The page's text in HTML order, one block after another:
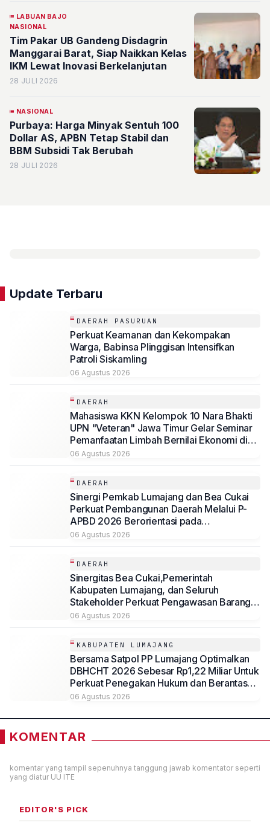
LABUAN BAJO
NASIONAL
Tim Pakar UB Gandeng Disdagrin
Manggarai Barat, Siap Naikkan Kelas
IKM Lewat Inovasi Berkelanjutan
28 JULI 2026
NASIONAL
Purbaya: Harga Minyak Sentuh 100
Dollar AS, APBN Tetap Stabil dan
BBM Subsidi Tak Berubah
28 JULI 2026
Update Terbaru
DAERAH PASURUAN
Perkuat Keamanan dan Kekompakan
Warga, Babinsa Plinggisan Intensifkan
Patroli Siskamling
06 Agustus 2026
DAERAH
Mahasiswa KKN Kelompok 10 Nara Bhakti
UPN "Veteran" Jawa Timur Gelar Seminar
Pemanfaatan Limbah Bernilai Ekonomi di
Desa Mojoduwur
06 Agustus 2026
DAERAH
Sinergi Pemkab Lumajang dan Bea Cukai
Perkuat Pembangunan Daerah Melalui P-
APBD 2026 Berorientasi pada
Kesejahteraan Masyarakat
06 Agustus 2026
DAERAH
Sinergitas Bea Cukai,Pemerintah
Kabupaten Lumajang, dan Seluruh
Stakeholder Perkuat Pengawasan Barang
Kena Cukai Ilegal Melalui Pemanfaatan
06 Agustus 2026
KABUPATEN LUMAJANG
Bersama Satpol PP Lumajang Optimalkan
DBHCHT 2026 Sebesar Rp1,22 Miliar Untuk
Perkuat Penegakan Hukum dan Berantas
Rokok Ilegal
06 Agustus 2026
KOMENTAR
komentar yang tampil sepenuhnya tanggung jawab komentator seperti
yang diatur UU ITE
EDITOR'S PICK